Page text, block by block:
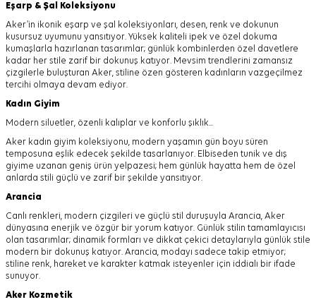
Eşarp & Şal Koleksiyonu
Aker’in ikonik eşarp ve şal koleksiyonları, desen, renk ve dokunun
kusursuz uyumunu yansıtıyor. Yüksek kaliteli ipek ve özel dokuma
kumaşlarla hazırlanan tasarımlar; günlük kombinlerden özel davetlere
kadar her stile zarif bir dokunuş katıyor. Mevsim trendlerini zamansız
çizgilerle buluşturan Aker, stiline özen gösteren kadınların vazgeçilmez
tercihi olmaya devam ediyor.
Kadın Giyim
Modern siluetler, özenli kalıplar ve konforlu şıklık...
Aker kadın giyim koleksiyonu, modern yaşamın gün boyu süren
temposuna eşlik edecek şekilde tasarlanıyor. Elbiseden tunik ve dış
giyime uzanan geniş ürün yelpazesi; hem günlük hayatta hem de özel
anlarda stili güçlü ve zarif bir şekilde yansıtıyor.
Arancia
Canlı renkleri, modern çizgileri ve güçlü stil duruşuyla Arancia, Aker
dünyasına enerjik ve özgür bir yorum katıyor. Günlük stilin tamamlayıcısı
olan tasarımlar; dinamik formları ve dikkat çekici detaylarıyla günlük stile
modern bir dokunuş katıyor. Arancia, modayı sadece takip etmiyor;
stiline renk, hareket ve karakter katmak isteyenler için iddialı bir ifade
sunuyor.
Aker Kozmetik